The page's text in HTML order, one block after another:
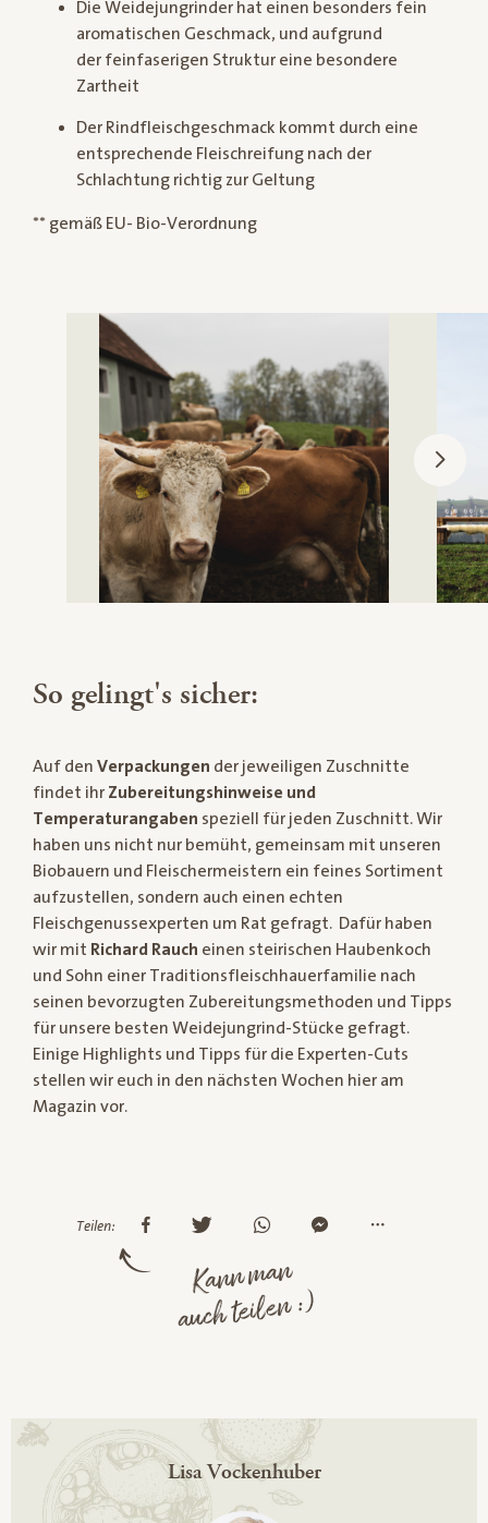
Die Weidejungrinder hat einen besonders fein
aromatischen Geschmack, und aufgrund
der feinfaserigen Struktur eine besondere
Zartheit
Der Rindfleischgeschmack kommt durch eine
entsprechende Fleischreifung nach der
Schlachtung richtig zur Geltung
** gemäß EU- Bio-Verordnung
So gelingt's sicher:
Auf den Verpackungen der jeweiligen Zuschnitte
findet ihr Zubereitungshinweise und
Temperaturangaben speziell für jeden Zuschnitt. Wir
haben uns nicht nur bemüht, gemeinsam mit unseren
Biobauern und Fleischermeistern ein feines Sortiment
aufzustellen, sondern auch einen echten
Fleischgenussexperten um Rat gefragt. Dafür haben
wir mit Richard Rauch einen steirischen Haubenkoch
und Sohn einer Traditionsfleischhauerfamilie nach
seinen bevorzugten Zubereitungsmethoden und Tipps
für unsere besten Weidejungrind-Stücke gefragt.
Einige Highlights und Tipps für die Experten-Cuts
stellen wir euch in den nächsten Wochen hier am
Magazin vor.
Teilen:
Kann man
auch teilen :)
Lisa Vockenhuber